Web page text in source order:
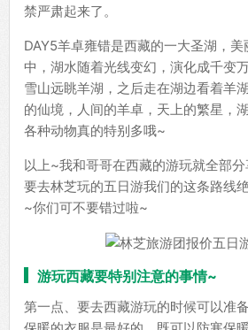
禁严肃起来了。
DAY5羊卓雍错是西藏的一大圣湖，
中，湖水随着光线变幻，演化成千变
雪山远眺羊湖，之后走在湖边看着羊
的仙境，人间的羊卓，天上的繁星，
各种动物真的特别多哦~
以上~我和哥哥在西藏的游玩就全部
要去林芝玩的五日游我们的这条路线
~你们可不要错过啦~
游玩西藏要特别注意的事情~
第一点、要去西藏游玩的时候可以准